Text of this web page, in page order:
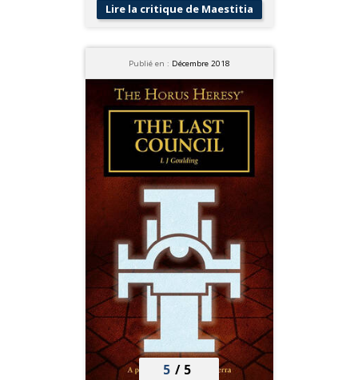
Lire la critique de Maestitia
Publié en : Décembre 2018
5 / 5